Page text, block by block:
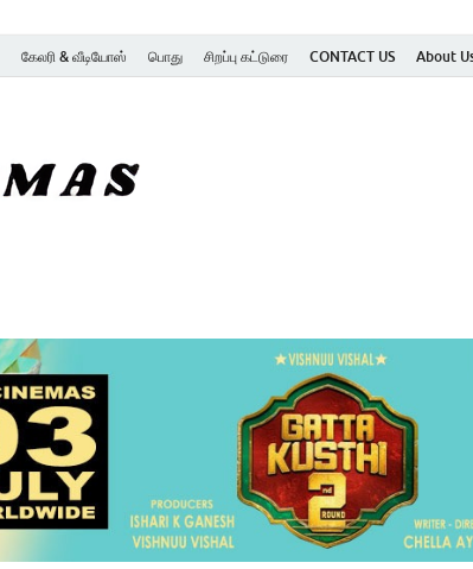
கேலரி & வீடியோஸ் பொது சிறப்பு கட்டுரை CONTACT US About